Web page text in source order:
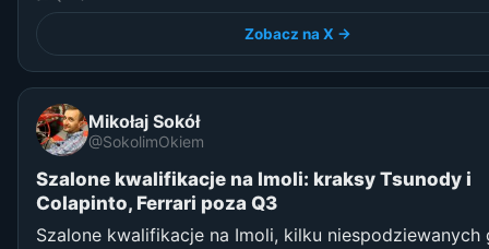
Zobacz na X →
Mikołaj Sokół
@SokolimOkiem
Szalone kwalifikacje na Imoli: kraksy Tsunody i
Colapinto, Ferrari poza Q3
Szalone kwalifikacje na Imoli, kilku niespodziewanych